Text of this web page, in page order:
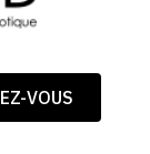
VOUS